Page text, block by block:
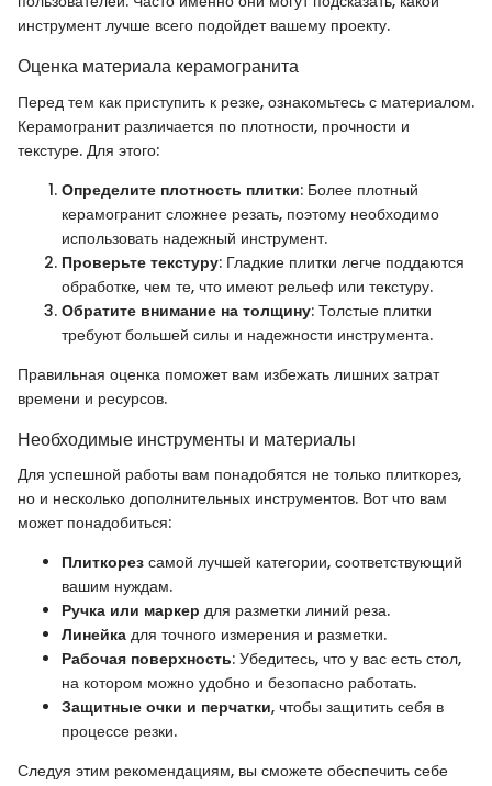
инструмент лучше всего подойдет вашему проекту.
Оценка материала керамогранита
Перед тем как приступить к резке, ознакомьтесь с материалом.
Керамогранит различается по плотности, прочности и
текстуре. Для этого:
Определите плотность плитки: Более плотный
керамогранит сложнее резать, поэтому необходимо
использовать надежный инструмент.
Проверьте текстуру: Гладкие плитки легче поддаются
обработке, чем те, что имеют рельеф или текстуру.
Обратите внимание на толщину: Толстые плитки
требуют большей силы и надежности инструмента.
Правильная оценка поможет вам избежать лишних затрат
времени и ресурсов.
Необходимые инструменты и материалы
Для успешной работы вам понадобятся не только плиткорез,
но и несколько дополнительных инструментов. Вот что вам
может понадобиться:
Плиткорез самой лучшей категории, соответствующий
вашим нуждам.
Ручка или маркер для разметки линий реза.
Линейка для точного измерения и разметки.
Рабочая поверхность: Убедитесь, что у вас есть стол,
на котором можно удобно и безопасно работать.
Защитные очки и перчатки, чтобы защитить себя в
процессе резки.
Следуя этим рекомендациям, вы сможете обеспечить себе